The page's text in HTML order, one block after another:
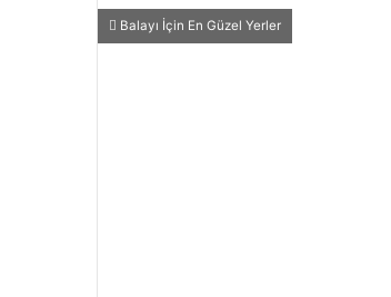
Balayı İçin En Güzel Yerler